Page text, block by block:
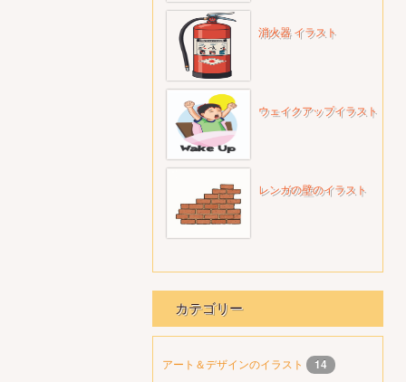
消火器 イラスト
ウェイクアップイラスト
レンガの壁のイラスト
カテゴリー
アート＆デザインのイラスト 14